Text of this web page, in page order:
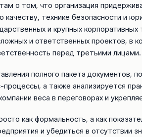
о том, что организация
качеству, технике безопасности и
и крупных
и ответственных проектов, в
перед третьими лицами.
полного пакета документов,
а также анализируется
веса в переговорах и
как формальность, а как
и убедиться в